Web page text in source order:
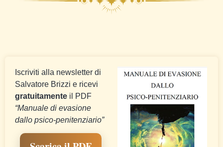
Iscriviti alla newsletter di
Salvatore Brizzi e ricevi
gratuitamente il PDF
“Manuale di evasione
dallo psico-penitenziario”